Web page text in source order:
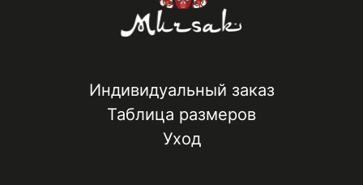
Индивидуальный заказ
Таблица размеров
Уход